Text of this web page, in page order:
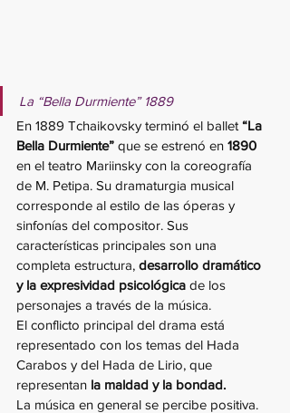
La “Bella Durmiente” 1889
En 1889 Tchaikovsky terminó el ballet “La
Bella Durmiente” que se estrenó en 1890
en el teatro Mariinsky con la coreografía
de M. Petipa. Su dramaturgia musical
corresponde al estilo de las óperas y
sinfonías del compositor. Sus
características principales son una
completa estructura, desarrollo dramático
y la expresividad psicológica de los
personajes a través de la música.
El conflicto principal del drama está
representado con los temas del Hada
Carabos y del Hada de Lirio, que
representan la maldad y la bondad.
La música en general se percibe positiva.